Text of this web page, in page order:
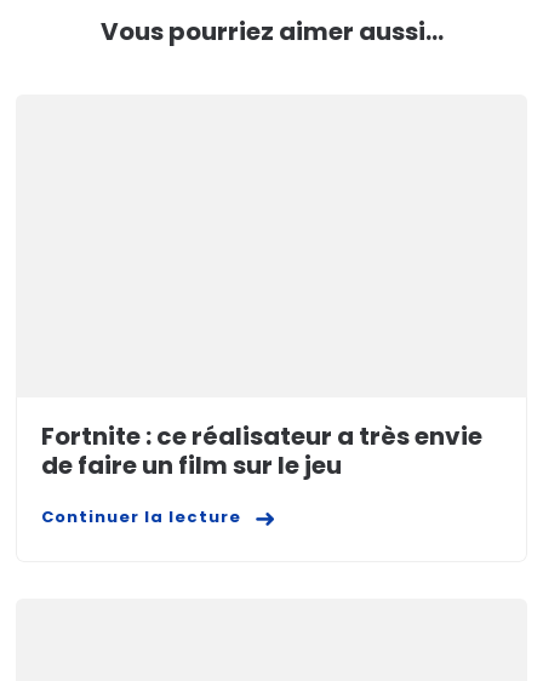
Vous pourriez aimer aussi...
Fortnite : ce réalisateur a très envie
de faire un film sur le jeu
Continuer la lecture